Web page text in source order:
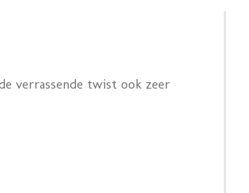
verrassende twist ook zeer